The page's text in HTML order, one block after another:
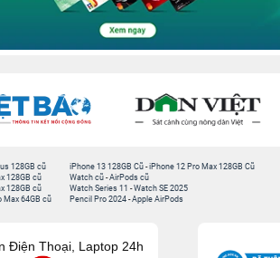
128GB cũ
128GB cũ
128GB cũ
Max 64GB cũ
iPhone 13 128GB Cũ -iPhone 12 Pro Max 128GB Cũ
Watch cũ -AirPods cũ
Watch Series 11 -Watch SE 2025
Pencil Pro 2024 -Apple AirPods
Điện Thoại, Laptop 24h